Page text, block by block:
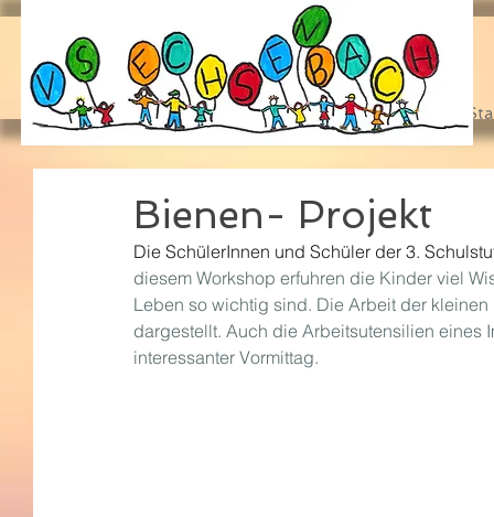
Bienen- Projekt
Die SchülerInnen und Schüler der 3.
diesem Workshop erfuhren die Kinder viel
Leben so wichtig sind. Die Arbeit der
dargestellt. Auch die Arbeitsutensilien eines
interessanter Vormittag.